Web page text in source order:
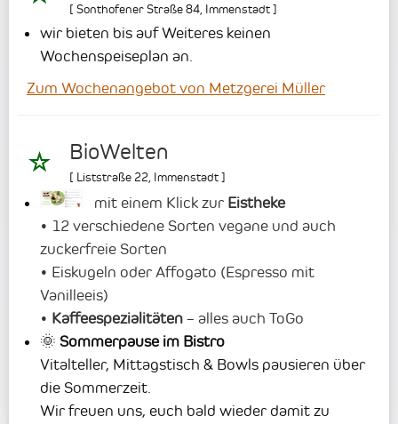
[ Sonthofener Straße 84 Immenstadt]
wir bieten bis auf Weiteres keinen
Wochenspeiseplan an.
Zum Wochenangebot von Metzgerei Müller
BioWelten
[ Liststraße 22 Immenstadt]
mit einem Klick zur Eistheke
• 12 verschiedene Sorten vegane und auch
zuckerfreie Sorten
• Eiskugeln oder Affogato (Espresso mit
Vanilleeis)
• Kaffeespezialitäten – alles auch ToGo
🌞 Sommerpause im Bistro
Vitalteller, Mittagstisch & Bowls pausieren über
die Sommerzeit.
Wir freuen uns, euch bald wieder damit zu